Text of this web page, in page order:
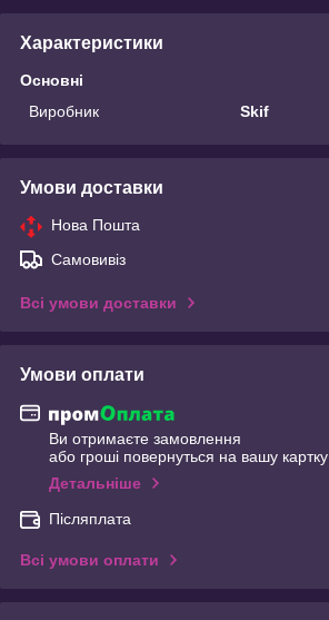
Характеристики
Основні
Виробник
Skif
Умови доставки
Нова Пошта
Самовивіз
Всі умови доставки
Умови оплати
Ви отримаєте замовлення
або гроші повернуться на вашу картку
Детальніше
Післяплата
Всі умови оплати